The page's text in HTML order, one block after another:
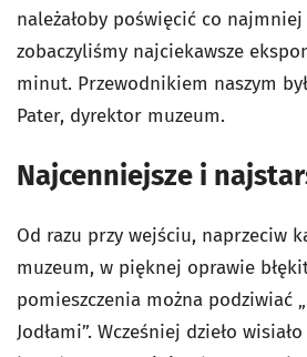
należałoby poświęcić co
zobaczyliśmy najciekawsze
minut. Przewodnikiem naszym
Pater, dyrektor muzeum.
Najcenniejsze i
Od razu przy wejściu, naprzeciw
muzeum, w pięknej oprawie
pomieszczenia można podziwiać
Jodłami”. Wcześniej dzieło